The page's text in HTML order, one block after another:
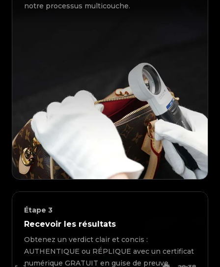
notre processus multicouche.
Étape 3
Recevoir les résultats
Obtenez un verdict clair et concis :
AUTHENTIQUE ou RÉPLIQUE avec un certificat
numérique GRATUIT en guise de preuve.